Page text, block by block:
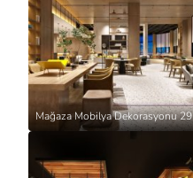
Mağaza Mobilya Dekorasyonu 29